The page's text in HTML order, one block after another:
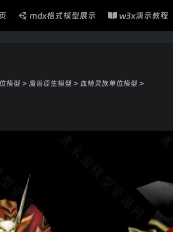
mdx格式模型展示 w3x演示教程
模型 > 魔兽原生模型 > 血精灵族单位模型 >